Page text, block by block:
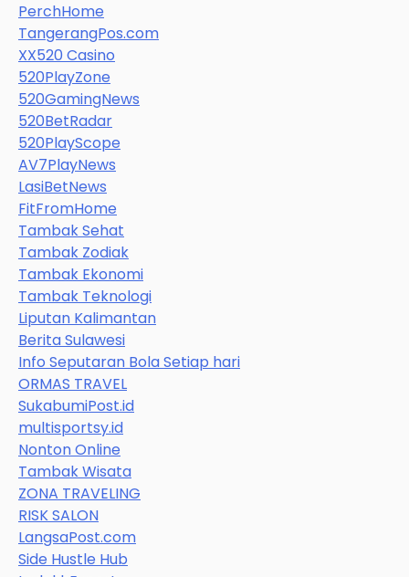
PerchHome
TangerangPos.com
XX520 Casino
520PlayZone
520GamingNews
520BetRadar
520PlayScope
AV7PlayNews
LasiBetNews
FitFromHome
Tambak Sehat
Tambak Zodiak
Tambak Ekonomi
Tambak Teknologi
Liputan Kalimantan
Berita Sulawesi
Info Seputaran Bola Setiap hari
ORMAS TRAVEL
SukabumiPost.id
multisportsy.id
Nonton Online
Tambak Wisata
ZONA TRAVELING
RISK SALON
LangsaPost.com
Side Hustle Hub